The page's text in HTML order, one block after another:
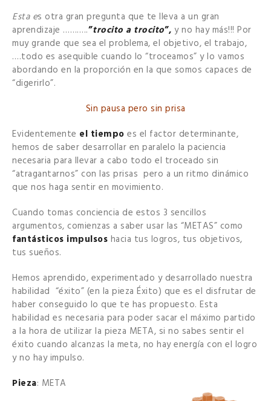
Esta es otra gran pregunta que te lleva a un gran
aprendizaje ………..”trocito a trocito”, y no hay más!!! Por
muy grande que sea el problema, el objetivo, el trabajo,
….todo es asequible cuando lo “troceamos” y lo vamos
abordando en la proporción en la que somos capaces de
“digerirlo”.
Sin pausa pero sin prisa
Evidentemente el tiempo es el factor determinante,
hemos de saber desarrollar en paralelo la paciencia
necesaria para llevar a cabo todo el troceado sin
“atragantarnos” con las prisas pero a un ritmo dinámico
que nos haga sentir en movimiento.
Cuando tomas conciencia de estos 3 sencillos
argumentos, comienzas a saber usar las “METAS” como
fantásticos impulsos hacia tus logros, tus objetivos,
tus sueños.
Hemos aprendido, experimentado y desarrollado nuestra
habilidad “éxito” (en la pieza Éxito) que es el disfrutar de
haber conseguido lo que te has propuesto. Esta
habilidad es necesaria para poder sacar el máximo partido
a la hora de utilizar la pieza META, si no sabes sentir el
éxito cuando alcanzas la meta, no hay energía con el logro
y no hay impulso.
Pieza: META